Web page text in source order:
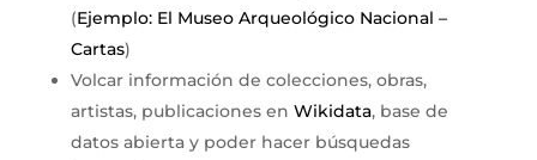
(Ejemplo: El Museo Arqueológico Nacional –
Cartas)
Volcar información de colecciones, obras,
artistas, publicaciones en Wikidata, base de
datos abierta y poder hacer búsquedas